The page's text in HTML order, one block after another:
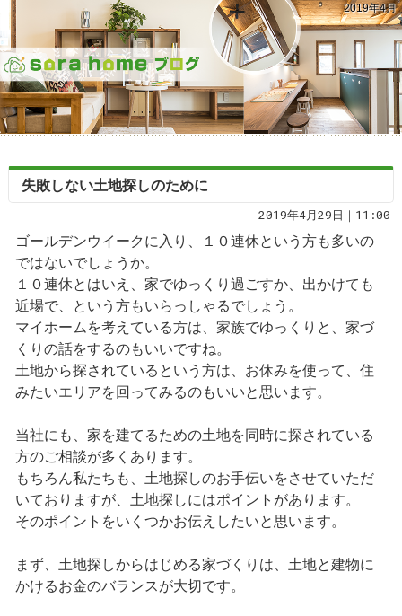
2019年4月
失敗しない土地探しのために
2019年4月29日｜11:00
ゴールデンウイークに入り、１０連休という方も多いの
ではないでしょうか。
１０連休とはいえ、家でゆっくり過ごすか、出かけても
近場で、という方もいらっしゃるでしょう。
マイホームを考えている方は、家族でゆっくりと、家づ
くりの話をするのもいいですね。
土地から探されているという方は、お休みを使って、住
みたいエリアを回ってみるのもいいと思います。
当社にも、家を建てるための土地を同時に探されている
方のご相談が多くあります。
もちろん私たちも、土地探しのお手伝いをさせていただ
いておりますが、土地探しにはポイントがあります。
そのポイントをいくつかお伝えしたいと思います。
まず、土地探しからはじめる家づくりは、土地と建物に
かけるお金のバランスが大切です。